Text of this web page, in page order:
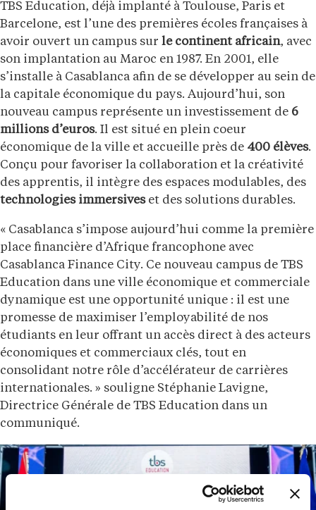
TBS Education, déjà implanté à Toulouse, Paris et
Barcelone, est l’une des premières écoles françaises à
avoir ouvert un campus sur le continent africain, avec
son implantation au Maroc en 1987. En 2001, elle
s’installe à Casablanca afin de se développer au sein de
la capitale économique du pays. Aujourd’hui, son
nouveau campus représente un investissement de 6
millions d’euros. Il est situé en plein coeur
économique de la ville et accueille près de 400 élèves.
Conçu pour favoriser la collaboration et la créativité
des apprentis, il intègre des espaces modulables, des
technologies immersives et des solutions durables.
« Casablanca s’impose aujourd’hui comme la première
place financière d’Afrique francophone avec
Casablanca Finance City. Ce nouveau campus de TBS
Education dans une ville économique et commerciale
dynamique est une opportunité unique : il est une
promesse de maximiser l’employabilité de nos
étudiants en leur offrant un accès direct à des acteurs
économiques et commerciaux clés, tout en
consolidant notre rôle d’accélérateur de carrières
internationales. » souligne Stéphanie Lavigne,
Directrice Générale de TBS Education dans un
communiqué.